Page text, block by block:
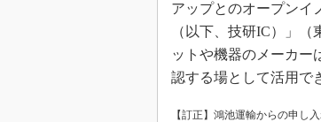
アップとのオープンイ
（以下、技研IC）」
ットや機器のメーカー
認する場として活用で
【訂正】鴻池運輸からの申し